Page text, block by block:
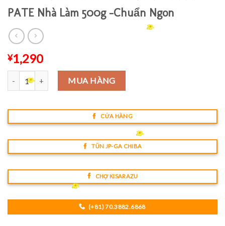
PATE Nhà Làm 500g -Chuẩn Ngon
¥1,290
Số lượng MUA HÀNG
CỬA HÀNG
TŨN JP-GA CHIBA
CHỢ KISARAZU
(+81) 70.3882.6868